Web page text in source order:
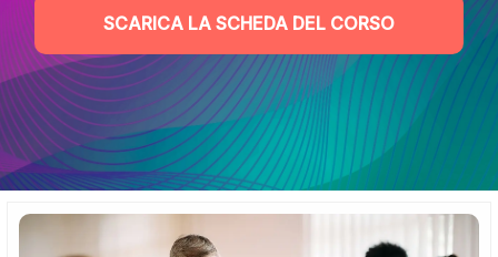
SCARICA LA SCHEDA DEL CORSO